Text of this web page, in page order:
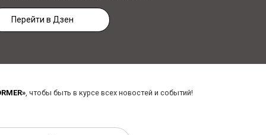
Перейти в Дзен
, чтобы быть в курсе всех новостей и событий!